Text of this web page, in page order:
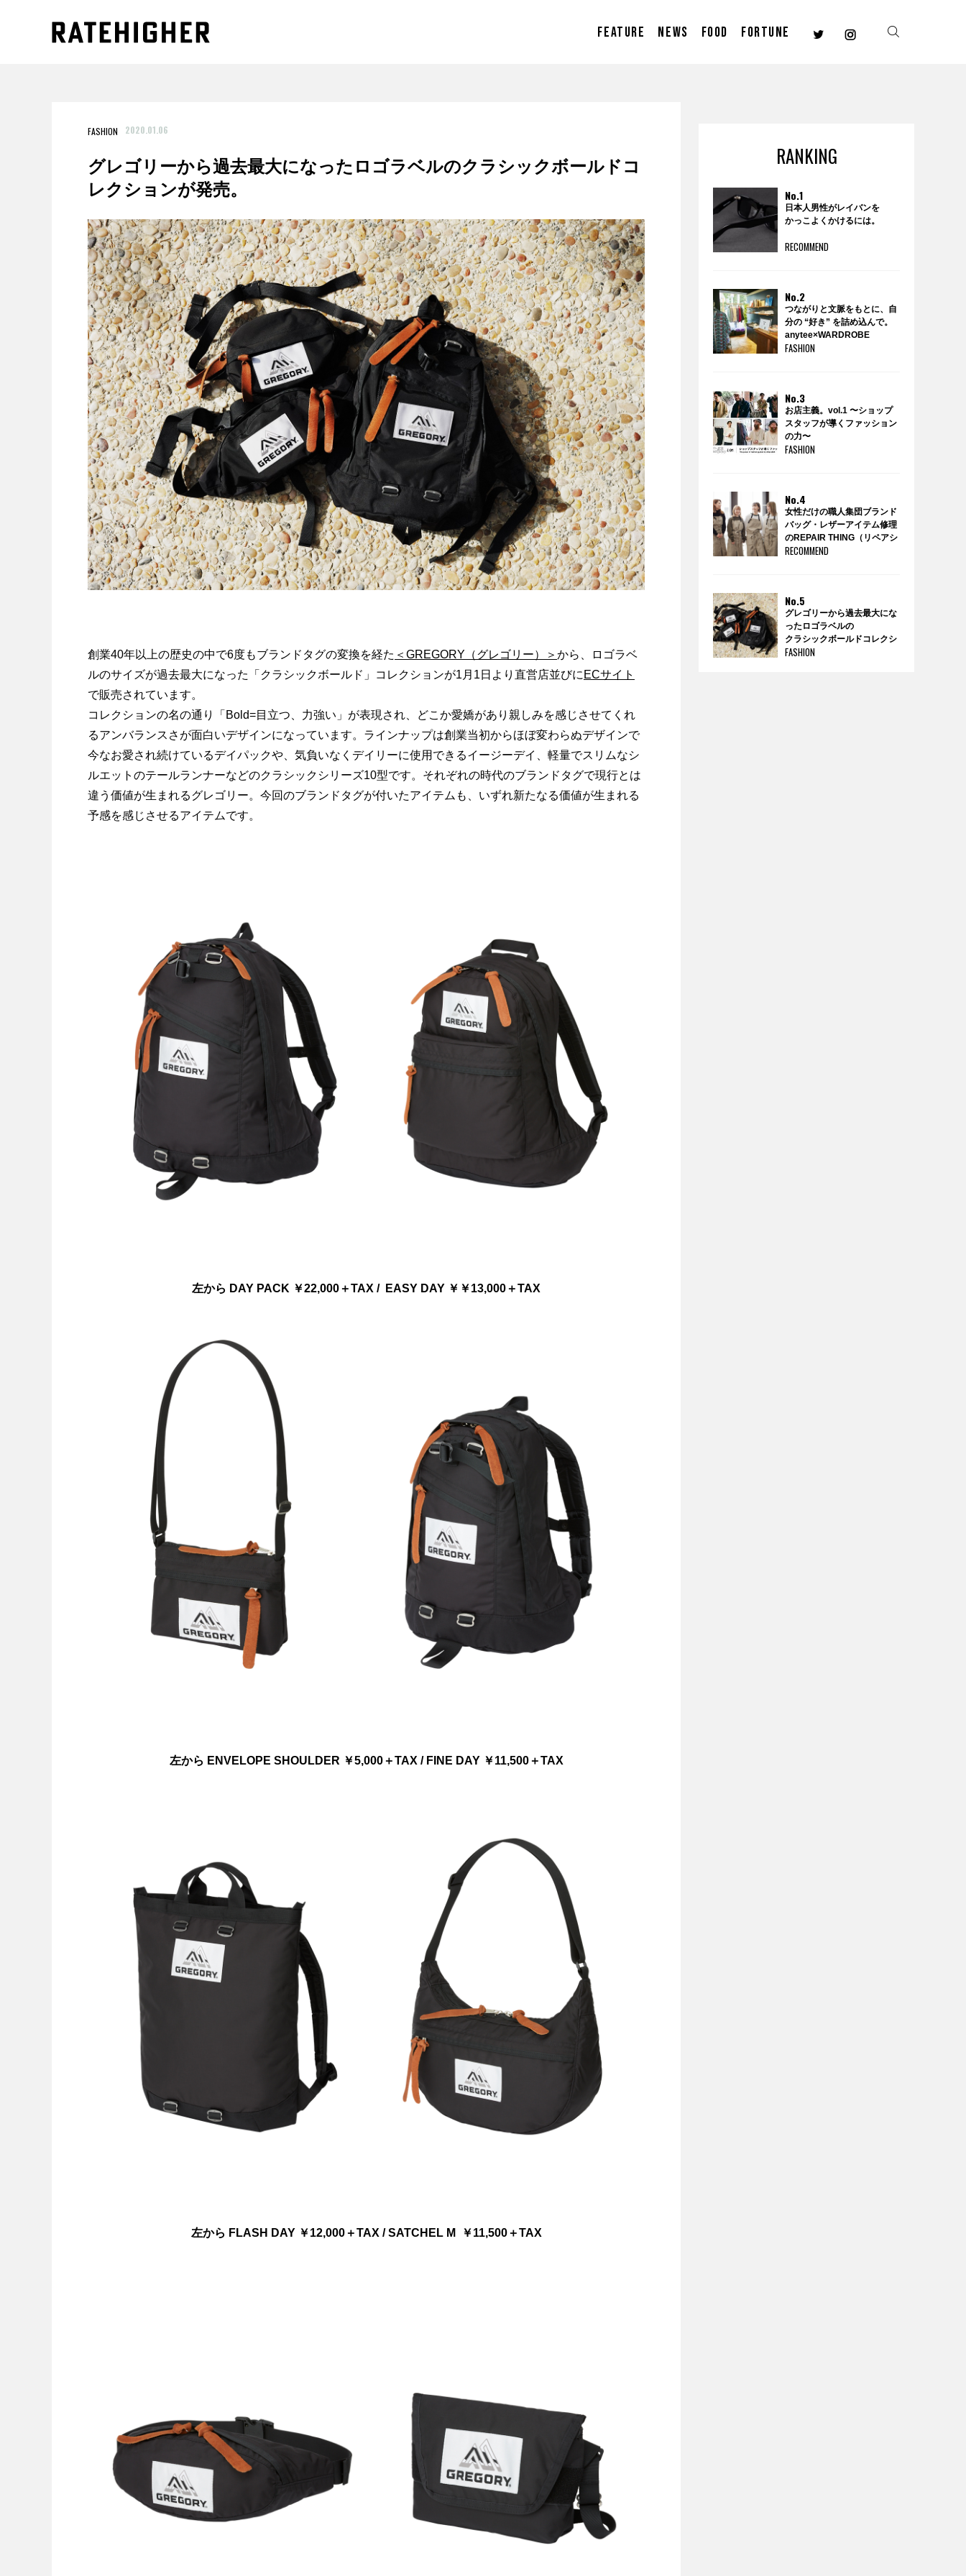
FEATURE NEWS FOOD FORTUNE
FASHION 2020.01.06
グレゴリーから過去最大になったロゴラベルのクラシックボールドコ
レクションが発売。
創業40年以上の歴史の中で6度もブランドタグの変換を経た ＜GREGORY（グレゴリー）＞ から、ロゴラベ
ルのサイズが過去最大になった「クラシックボールド」コレクションが1月1日より直営店並びに ECサイト
で販売されています。
コレクションの名の通り「Bold=目立つ、力強い」が表現され、どこか愛嬌があり親しみを感じさせてくれ
るアンバランスさが面白いデザインになっています。ラインナップは創業当初からほぼ変わらぬデザインで
今なお愛され続けているデイパックや、気負いなくデイリーに使用できるイージーデイ、軽量でスリムなシ
ルエットのテールランナーなどのクラシックシリーズ10型です。それぞれの時代のブランドタグで現行とは
違う価値が生まれるグレゴリー。今回のブランドタグが付いたアイテムも、いずれ新たなる価値が生まれる
予感を感じさせるアイテムです。
左から DAY PACK ￥22,000＋TAX / EASY DAY ￥￥13,000＋TAX
左から ENVELOPE SHOULDER ￥5,000＋TAX / FINE DAY ￥11,500＋TAX
左から FLASH DAY ￥12,000＋TAX / SATCHEL M ￥11,500＋TAX
RANKING
No.1
日本人男性がレイバンを
かっこよくかけるには。
RECOMMEND
No.2
つながりと文脈をもとに、自
分の “好き” を詰め込んで。
anytee×WARDROBE
TREATMENTのポップアップ
FASHION
No.3
お店主義。vol.1 〜ショップ
スタッフが導くファッション
の力〜
FASHION
No.4
女性だけの職人集団ブランド
バッグ・レザーアイテム修理
のREPAIR THING（リペアシ
ング）
RECOMMEND
No.5
グレゴリーから過去最大にな
ったロゴラベルの
クラシックボールドコレクシ
ョンが発売。
FASHION